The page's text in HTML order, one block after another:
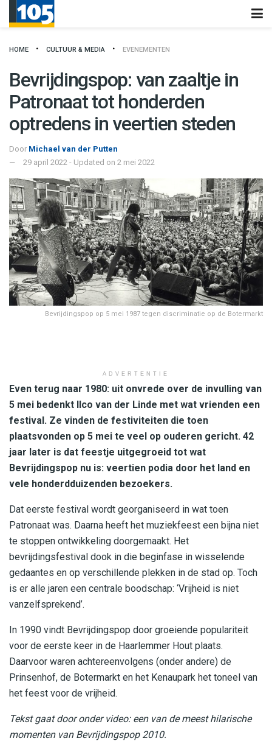
HOME CULTUUR & MEDIA EVENEMENTEN
Bevrijdingspop: van zaaltje in
Patronaat tot honderden
optredens in veertien steden
Door Michael van der Putten
29 april 2022 - Updated on 2 mei 2022
Bevrijdingspop op 5 mei 1987 tegen discriminatie op de Botermarkt
ADVERTENTIE
Even terug naar 1980: uit onvrede over de invulling van
5 mei bedenkt Ilco van der Linde met wat vrienden een
festival. Ze vinden de festiviteiten die toen
plaatsvonden op 5 mei te veel op ouderen gericht. 42
jaar later is dat feestje uitgegroeid tot wat
Bevrijdingspop nu is: veertien podia door het land en
vele honderdduizenden bezoekers.
Dat eerste festival wordt georganiseerd in wat toen
Patronaat was. Daarna heeft het muziekfeest een bijna niet
te stoppen ontwikkeling doorgemaakt. Het
bevrijdingsfestival dook in die beginfase in wisselende
gedaantes en op verschillende plekken in de stad op. Toch
is er alle jaren een centrale boodschap: ‘Vrijheid is niet
vanzelfsprekend’.
In 1990 vindt Bevrijdingspop door groeiende populariteit
voor de eerste keer in de Haarlemmer Hout plaats.
Daarvoor waren achtereenvolgens (onder andere) de
Prinsenhof, de Botermarkt en het Kenaupark het toneel van
het feest voor de vrijheid.
Tekst gaat door onder video: een van de meest hilarische
momenten van Bevrijdingspop 2010.